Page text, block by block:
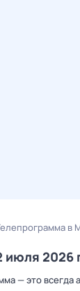
в
июля 2026
— это всегда